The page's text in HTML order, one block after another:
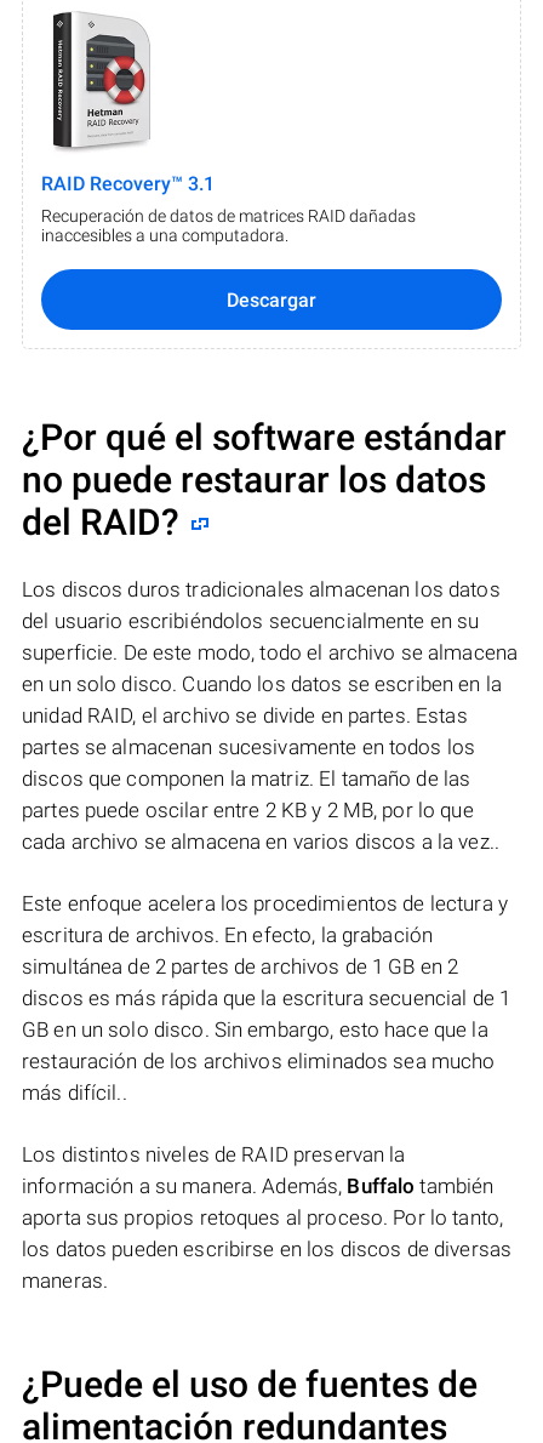
RAID Recovery™ 3.1
Recuperación de datos de matrices RAID dañadas
inaccesibles a una computadora.
Descargar
¿Por qué el software estándar
no puede restaurar los datos
del RAID?
Los discos duros tradicionales almacenan los datos
del usuario escribiéndolos secuencialmente en su
superficie. De este modo, todo el archivo se almacena
en un solo disco. Cuando los datos se escriben en la
unidad RAID, el archivo se divide en partes. Estas
partes se almacenan sucesivamente en todos los
discos que componen la matriz. El tamaño de las
partes puede oscilar entre 2 KB y 2 MB, por lo que
cada archivo se almacena en varios discos a la vez..
Este enfoque acelera los procedimientos de lectura y
escritura de archivos. En efecto, la grabación
simultánea de 2 partes de archivos de 1 GB en 2
discos es más rápida que la escritura secuencial de 1
GB en un solo disco. Sin embargo, esto hace que la
restauración de los archivos eliminados sea mucho
más difícil..
Los distintos niveles de RAID preservan la
información a su manera. Además, Buffalo también
aporta sus propios retoques al proceso. Por lo tanto,
los datos pueden escribirse en los discos de diversas
maneras.
¿Puede el uso de fuentes de
alimentación redundantes